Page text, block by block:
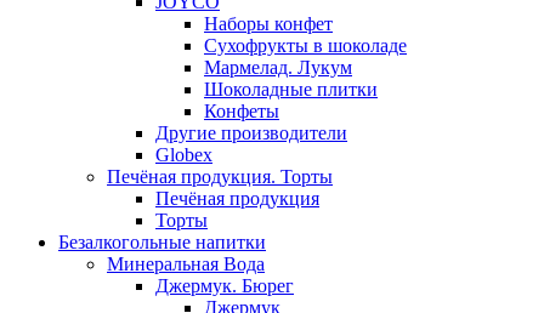
Наборы конфет
Сухофрукты в шоколаде
Мармелад. Лукум
Шоколадные плитки
Конфеты
Другие производители
Globex
Печёная продукция. Торты
Печёная продукция
Торты
Безалкогольные напитки
Минеральная Вода
Джермук. Бюрег
Джермук